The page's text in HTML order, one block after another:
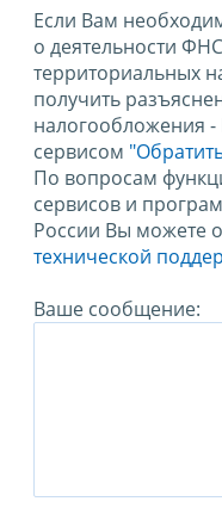
Если Вам
о деятельности
территориальных
получить
налогообложения
сервисом
По вопросам
сервисов и
России Вы можете
технической
Ваше сообщение: